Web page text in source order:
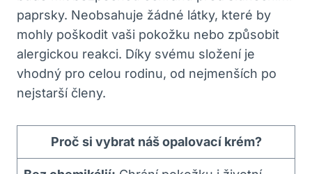
paprsky. Neobsahuje žádné látky, které by
mohly poškodit vaši pokožku nebo způsobit
alergickou reakci. Díky svému složení je
vhodný pro celou rodinu, od nejmenších po
nejstarší členy.
Proč si vybrat náš opalovací krém?